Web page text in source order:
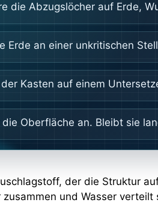
die Abzugslöcher auf Erde,
Erde an einer unkritischen
Kasten auf einem
die Oberfläche an. Bleibt sie
der die Struktur
und Wasser verteilt